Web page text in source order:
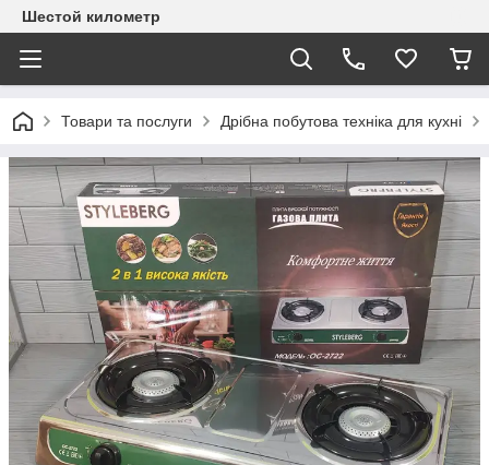
Шестой километр
Товари та послуги Дрібна побутова техніка для кухні